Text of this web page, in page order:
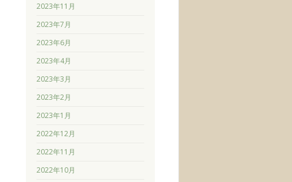
2023年11月
2023年7月
2023年6月
2023年4月
2023年3月
2023年2月
2023年1月
2022年12月
2022年11月
2022年10月